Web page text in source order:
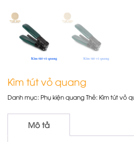
Kìm tút vỏ quang
Danh mục:Phụ kiện quangThẻ: Kìm tút vỏ
Mô tả